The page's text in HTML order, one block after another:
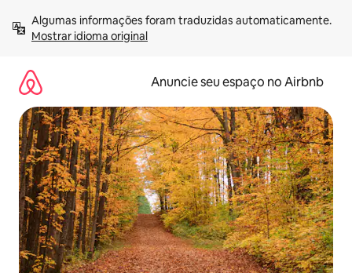
para
Mostrar idioma original
Anuncie seu espaço no Airbnb